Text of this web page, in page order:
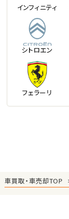
インフィニティ
シトロエン
フェラーリ
車買取・車売却TOP